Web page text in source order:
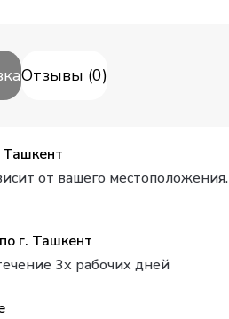
Отзывы (0)
Ташкент
от вашего местоположения.
г. Ташкент
3х рабочих дней